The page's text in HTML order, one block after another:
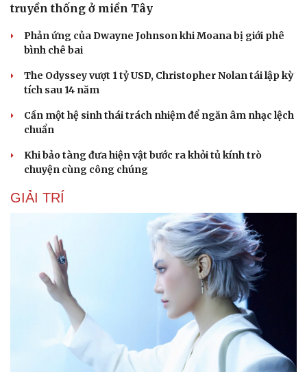
Săn Tour
check-in
Podcast
Câu chuyện thời sự
Đọc truyện đêm khuya
Cửa sổ tình yêu
Kể chuyện cho bé
Hạt giống tâm hồn
truyền thống ở miền Tây
Phản ứng của Dwayne Johnson khi Moana bị giới phê
bình chê bai
The Odyssey vượt 1 tỷ USD, Christopher Nolan tái lập kỳ
tích sau 14 năm
Cần một hệ sinh thái trách nhiệm để ngăn âm nhạc lệch
chuẩn
Khi bảo tàng đưa hiện vật bước ra khỏi tủ kính trò
chuyện cùng công chúng
GIẢI TRÍ